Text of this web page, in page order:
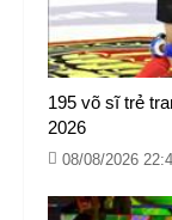
195 võ sĩ trẻ
2026
08/08/2026